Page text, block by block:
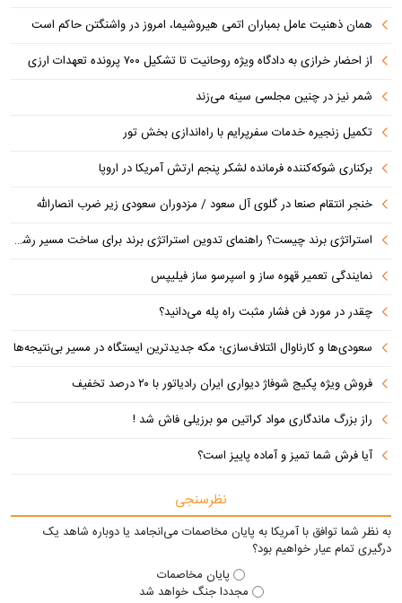
همان ذهنیت عامل بمباران اتمی هیروشیما، امروز در واشنگتن حاکم است
از احضار خرازی به دادگاه ویژه روحانیت تا تشکیل ۷۰۰ پرونده تعهدات ارزی
شمر نیز در چنین مجلسی سینه می‌زند
تکمیل زنجیره خدمات سفرپرایم با راه‌اندازی بخش تور
برکناری شوکه‌کننده فرمانده لشکر پنجم ارتش آمریکا در اروپا
خنجر انتقام صنعا در گلوی آل سعود / مزدوران سعودی زیر ضرب انصارالله
استراتژی برند چیست؟ راهنمای تدوین استراتژی برند برای ساخت مسیر رشد متمایز
نمایندگی تعمیر قهوه ساز و اسپرسو ساز فیلیپس
چقدر در مورد فن فشار مثبت راه پله می‌دانید؟
سعودی‌ها و کارناوال ائتلاف‌سازی؛ مکه جدیدترین ایستگاه در مسیر بی‌نتیجه‌ها
فروش ویژه پکیج شوفاژ دیواری ایران رادیاتور با ۲۰ درصد تخفیف
راز بزرگ ماندگاری مواد کراتین مو برزیلی فاش شد !
آیا فرش شما تمیز و آماده پاییز است؟
نظرسنجی
به نظر شما توافق با آمریکا به پایان مخاصمات می‌انجامد یا دوباره شاهد یک
درگیری تمام عیار خواهیم بود؟
پایان مخاصمات
مجددا جنگ خواهد شد